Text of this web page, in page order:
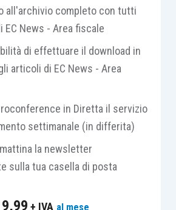
comprenderequali
generare continuità,
nel tempo.
prende avvio l’iniziativa
del tuo Studio” ,
Mercuri International
in programma il
web.
Un appuntamento
ormai centrale per molti
all'archivio completo con tutti
EC News - Area fiscale
di effettuare il download in
articoli di EC News - Area
in Diretta il servizio
settimanale (in differita)
la newsletter
sulla tua casella di posta
9,99 + IVA al mese